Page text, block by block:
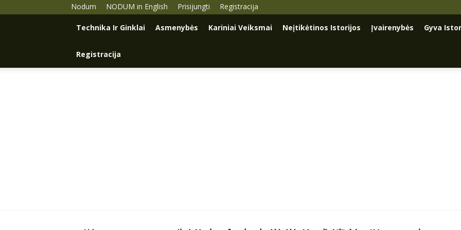
Nodum NODUM in English Prisijungti Registracija
Technika Ir Ginklai Asmenybės Kariniai Veiksmai Neįtikėtinos Istorijos Įvairenybės Gyva
Registracija